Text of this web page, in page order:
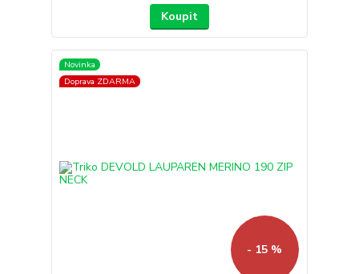
Koupit
Novinka
Doprava ZDARMA
- 15 %